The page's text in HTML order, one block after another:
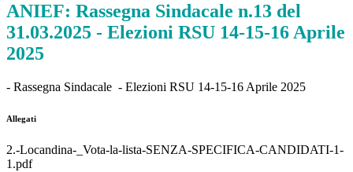
ANIEF: Rassegna Sindacale n.13 del
31.03.2025 - Elezioni RSU 14-15-16 Aprile
2025
- Rassegna Sindacale - Elezioni RSU 14-15-16 Aprile 2025
Allegati
2.-Locandina-_Vota-la-lista-SENZA-SPECIFICA-CANDIDATI-1-
1.pdf